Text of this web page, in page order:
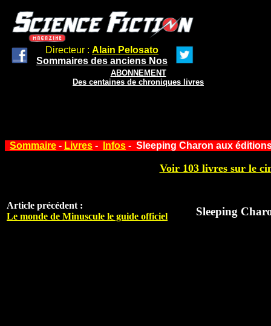
Directeur : Alain Pelosato
Sommaires des anciens Nos
ABONNEMENT
Des centaines de chroniques livres
Sommaire - Livres - Infos - Sleeping Charon aux
Voir 103 livres sur le
Article précédent :
Le monde de Minuscule le guide officiel
Sleeping